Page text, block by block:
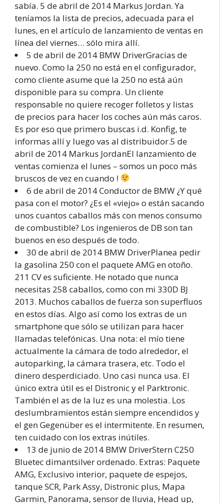
sabía. 5 de abril de 2014 Markus Jordan. Ya
teníamos la lista de precios, adecuada para el
lunes, en el artículo de lanzamiento de ventas en
línea del viernes… sólo mira allí.
5 de abril de 2014 BMW DriverGracias de
nuevo. Como la 250 no está en el configurador,
como cliente asume que la 250 no está aún
disponible para su compra. Un cliente
responsable no quiere recoger folletos y listas
de precios para hacer los coches aún más caros.
Es por eso que primero buscas i.d. Konfig, te
informas allí y luego vas al distribuidor.5 de
abril de 2014 Markus JordanEl lanzamiento de
ventas comienza el lunes – somos un poco más
bruscos de vez en cuando !
6 de abril de 2014 Conductor de BMW ¿Y qué
pasa con el motor? ¿Es el «viejo» o están sacando
unos cuantos caballos más con menos consumo
de combustible? Los ingenieros de DB son tan
buenos en eso después de todo.
30 de abril de 2014 BMW DriverPlanea pedir
la gasolina 250 con el paquete AMG en otoño.
211 CV es suficiente. He notado que nunca
necesitas 258 caballos, como con mi 330D BJ
2013. Muchos caballos de fuerza son superfluos
en estos días. Algo así como los extras de un
smartphone que sólo se utilizan para hacer
llamadas telefónicas. Una nota: el mío tiene
actualmente la cámara de todo alrededor, el
autoparking, la cámara trasera, etc. Todo el
dinero desperdiciado. Uno casi nunca usa. El
único extra útil es el Distronic y el Parktronic.
También el as de la luz es una molestia. Los
deslumbramientos están siempre encendidos y
el gen Gegenüber es el intermitente. En resumen,
ten cuidado con los extras inútiles.
13 de junio de 2014 BMW DriverStern C250
Bluetec dimantsilver ordenado. Extras: Paquete
AMG, Exclusivo interior, paquete de espejos,
tanque SCR, Park Assy, Distronic plus, Mapa
Garmin, Panorama, sensor de lluvia, Head up,